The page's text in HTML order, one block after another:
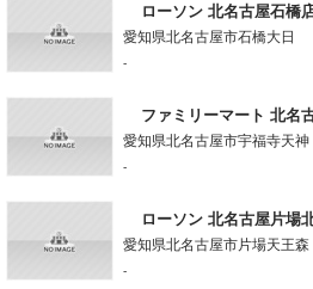
ローソン 北名古屋石橋
愛知県北名古屋市石橋大日
-
ファミリーマート 北名
愛知県北名古屋市宇福寺天神
-
ローソン 北名古屋片場
愛知県北名古屋市片場天王森
-